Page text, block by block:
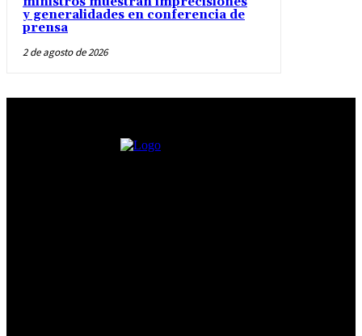
y generalidades en conferencia de
prensa
2 de agosto de 2026